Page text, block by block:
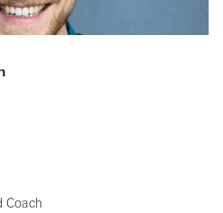
Coach